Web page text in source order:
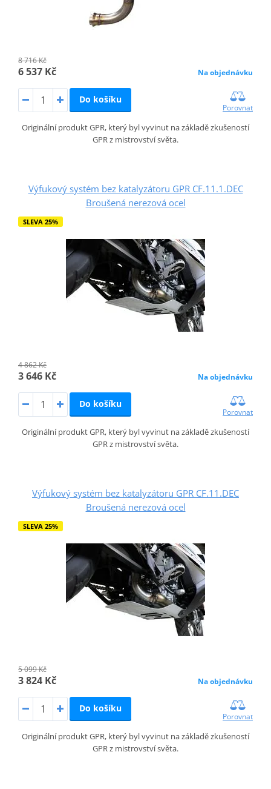
8 716 Kč
6 537 Kč Na objednávku
Do košíku
Porovnat
Originální produkt GPR, který byl vyvinut na základě zkušeností
GPR z mistrovství světa.
Výfukový systém bez katalyzátoru GPR CF.11.1.DEC
Broušená nerezová ocel
SLEVA 25%
4 862 Kč
3 646 Kč Na objednávku
Do košíku
Porovnat
Originální produkt GPR, který byl vyvinut na základě zkušeností
GPR z mistrovství světa.
Výfukový systém bez katalyzátoru GPR CF.11.DEC
Broušená nerezová ocel
SLEVA 25%
5 099 Kč
3 824 Kč Na objednávku
Do košíku
Porovnat
Originální produkt GPR, který byl vyvinut na základě zkušeností
GPR z mistrovství světa.